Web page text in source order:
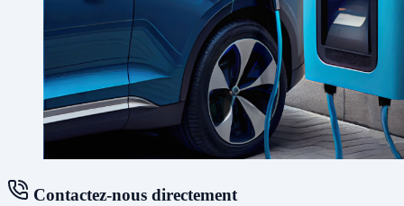
Contactez-nous directement